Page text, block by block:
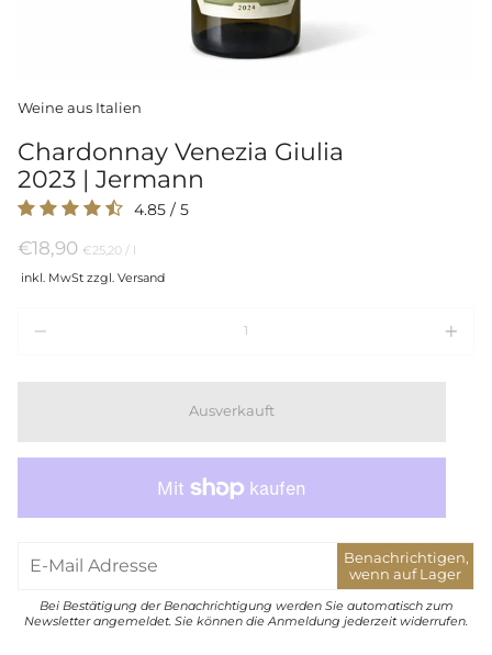
Weine aus Italien
Chardonnay Venezia Giulia
2023 | Jermann
4.85 / 5
€18,90 Preis
Einheit
€25,20 /per
l
inkl. MwSt zzgl. Versand
Ausverkauft
Benachrichtigen,
wenn auf Lager
Bei Bestätigung der Benachrichtigung werden Sie automatisch zum
Newsletter angemeldet. Sie können die Anmeldung jederzeit widerrufen.